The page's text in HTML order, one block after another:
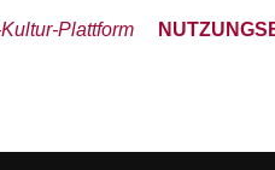
Plattform